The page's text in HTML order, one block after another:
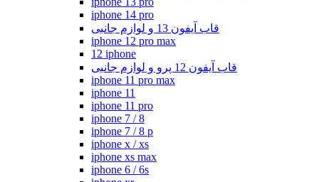
iphone 14 pro
قاب آیفون 13 و لوازم جانبی
iphone 12 pro max
12 iphone
قاب آیفون 12 پرو و لوازم جانبی
iphone 11 pro max
iphone 11
iphone 11 pro
iphone 7 / 8
iphone 7 / 8 p
iphone x / xs
iphone xs max
iphone 6 / 6s